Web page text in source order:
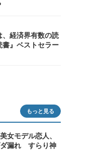
経済界有数の読
』ベストセラー
もっと見る
女モデル恋人、
ダ漏れ すらり神